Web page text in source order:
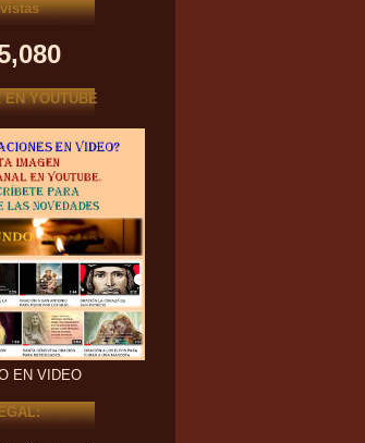
YOUTUBE
EN VIDEO